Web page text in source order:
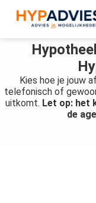
Kies hoe je jouw
telefonisch of
uitkomt. Let op: het
de